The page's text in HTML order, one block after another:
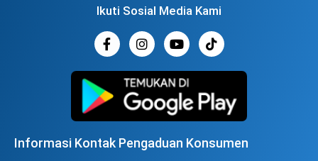
Ikuti Sosial Media Kami
Informasi Kontak Pengaduan Konsumen